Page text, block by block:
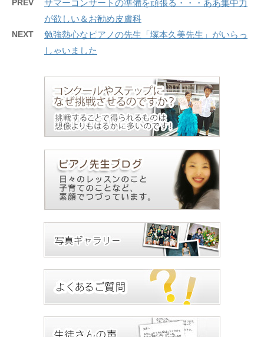
PREV
サマーコンサートの準備を頑張る・・・ああ集中力
が欲しい＆お勧め皮膚科
NEXT
勉強熱心なピアノの先生「塚本久美先生」がいらっ
しゃいました